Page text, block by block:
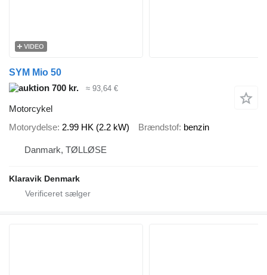
VIDEO
SYM Mio 50
700 kr.
≈ 93,64 €
Motorcykel
Motorydelse 2.99 HK (2.2 kW) Brændstof benzin
Danmark, TØLLØSE
Klaravik Denmark